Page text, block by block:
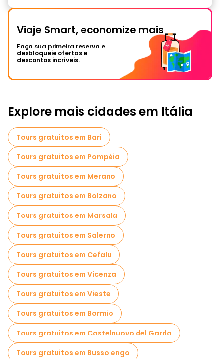
Viaje Smart, economize mais
Faça sua primeira reserva e
desbloqueie ofertas e
descontos incríveis.
Explore mais cidades em Itália
Tours gratuitos em Bari
Tours gratuitos em Pompéia
Tours gratuitos em Merano
Tours gratuitos em Bolzano
Tours gratuitos em Marsala
Tours gratuitos em Salerno
Tours gratuitos em Cefalu
Tours gratuitos em Vicenza
Tours gratuitos em Vieste
Tours gratuitos em Bormio
Tours gratuitos em Castelnuovo del Garda
Tours gratuitos em Bussolengo